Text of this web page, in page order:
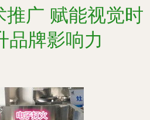
推广 赋能视觉时
品牌影响力